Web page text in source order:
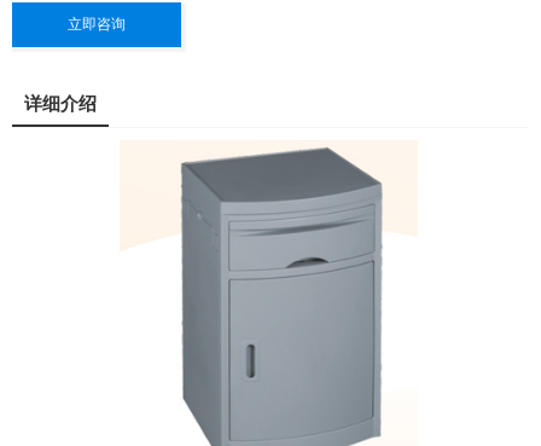
立即咨询
详细介绍